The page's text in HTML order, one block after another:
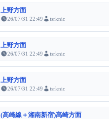
上野方面
26/07/31 22:49 tsrknic
上野方面
26/07/31 22:49 tsrknic
上野方面
26/07/31 22:49 tsrknic
(高崎線＋湘南新宿)高崎方面